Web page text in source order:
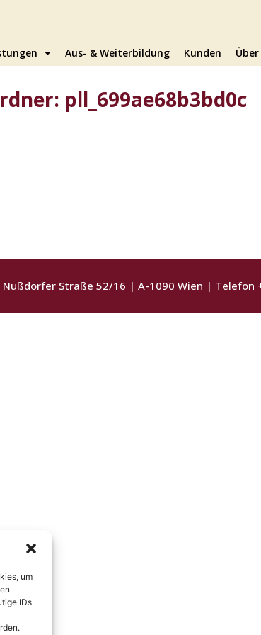
um
IDs
Aus- & Weiterbildung Kunden
pll_699ae68b3bd0c
Nußdorfer Straße 52/16 | A-1090 Wien | Telefon